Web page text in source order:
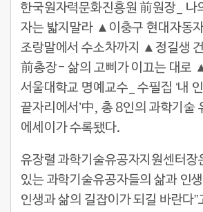
한국원자력문화진흥원 前원장_
자는 밟지말라 ▲이충구 현대자동자
조랑말에서 수소차까지 ▲정길생
前총장- 삶의 고삐가 이끄는 대로
서울대학교 명예교수_ 수필집 ‘내
끝자리에서’中, 총 8인의 과학기술
에세이가 수록됐다.
유장렬 과학기술유공자지원센터장
있는 과학기술유공자들의 삶과 인
인생과 삶의 길잡이가 되길 바란다”